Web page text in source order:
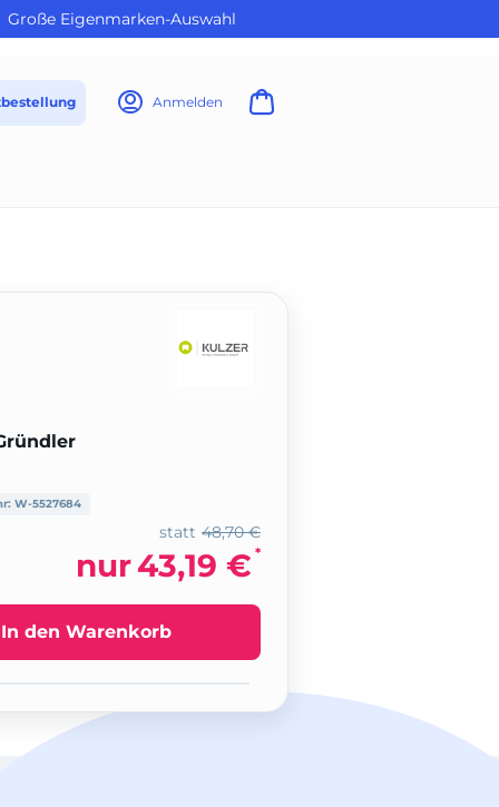
Große Eigenmarken-Auswahl
Anmelden
W-5527684
48,70 €
statt
nur43,19 € *
In den Warenkorb